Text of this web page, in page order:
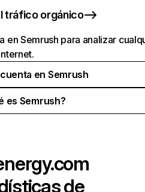
tráfico orgánico
en Semrush para analizar
en Semrush
es Semrush?
de